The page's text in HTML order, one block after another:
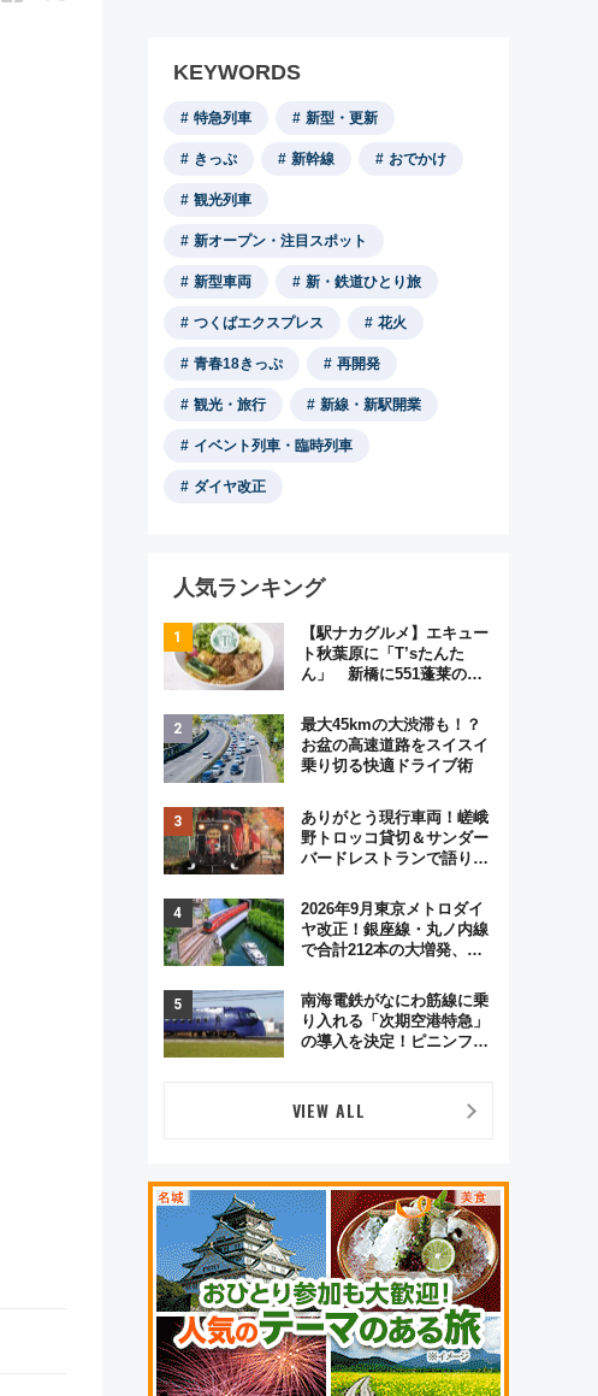
KEYWORDS
特急列車 新型・更新
きっぷ 新幹線 おでかけ
観光列車
新オープン・注目スポット
新型車両 新・鉄道ひとり旅
つくばエクスプレス 花火
青春18きっぷ 再開発
観光・旅行 新線・新駅開業
イベント列車・臨時列車
ダイヤ改正
人気ランキング
【駅ナカグルメ】エキュー
ト秋葉原に「T’sたんた
ん」 新橋に551蓬莱の
オムライス専門店「肉とた
まご」新グルメ続々登場！
【2026年8月】
最大45kmの大渋滞も！？
お盆の高速道路をスイスイ
乗り切る快適ドライブ術
ありがとう現行車両！嵯峨
野トロッコ貸切＆サンダー
バードレストランで語り合
原トシヒロと行く！9月13
日「京都の鉄道満喫ツア
ー」開催
2026年9月東京メトロダイ
ヤ改正！銀座線・丸ノ内線
で合計212本の大増発、混
南海電鉄がなにわ筋線に乗
り入れる「次期空港特急」
の導入を決定！ピニンファ
VIEW ALL